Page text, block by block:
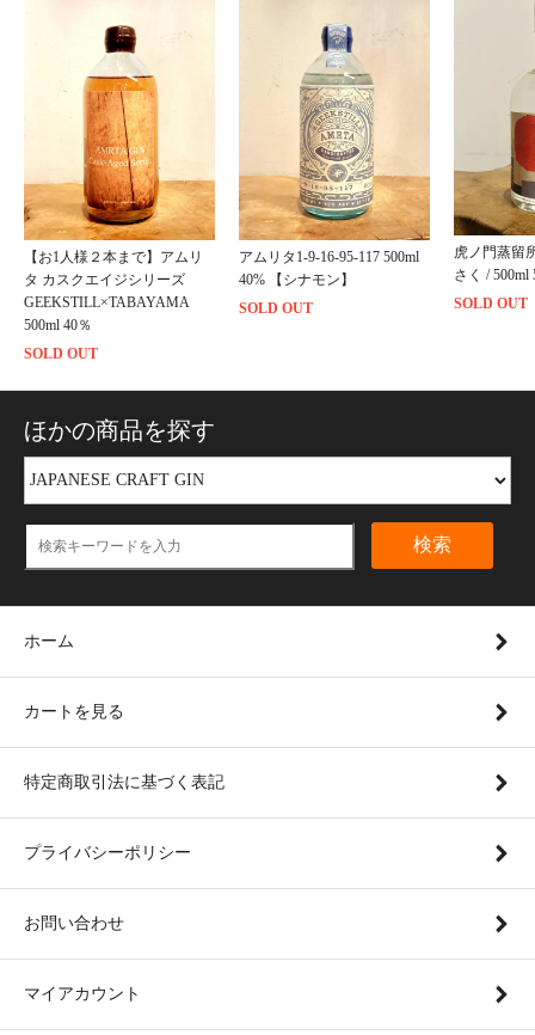
【お1人様２本まで】アムリ
タ カスクエイジシリーズ
GEEKSTILL×TABAYAMA
500ml 40％
SOLD OUT
アムリタ1-9-16-95-117 500ml
40% 【シナモン】
SOLD OUT
虎ノ門蒸留
さく / 500ml
SOLD OUT
ほかの商品を探す
検索
ホーム
カートを見る
特定商取引法に基づく表記
プライバシーポリシー
お問い合わせ
マイアカウント